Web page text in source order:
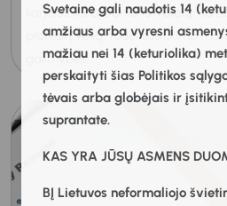
Svetaine gali naudotis 14
amžiaus arba vyresni
mažiau nei 14 (keturiolika)
perskaityti šias Politikos
tėvais arba globėjais ir
suprantate.
KAS YRA JŪSŲ ASMENS
BĮ Lietuvos neformaliojo
karjeros konsultante iš Molėtų.
profesinį kelią, todėl susitikimo
galimybes...